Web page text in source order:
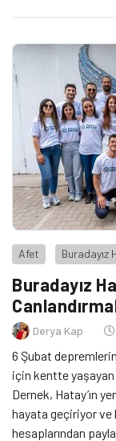
Afet Buradayız
Buradayız
Derya Kap
6 Şubat
için kentte yaşayan
Dernek, Hatay’ın
hayata geçiriyor
hesaplarından